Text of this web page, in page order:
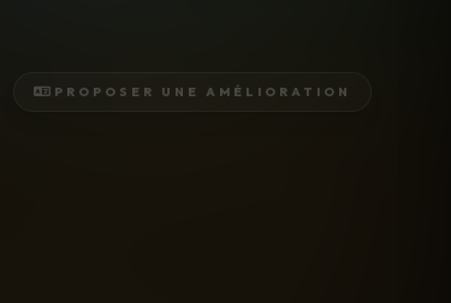
PROPOSER UNE AMÉLIORATION